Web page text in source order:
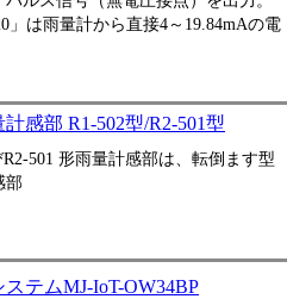
」は雨量計から直接4～19.84mAの電
感部 R1-502型/R2-501型
501 形雨量計感部は、転倒ます型
部
テムMJ-IoT-OW34BP